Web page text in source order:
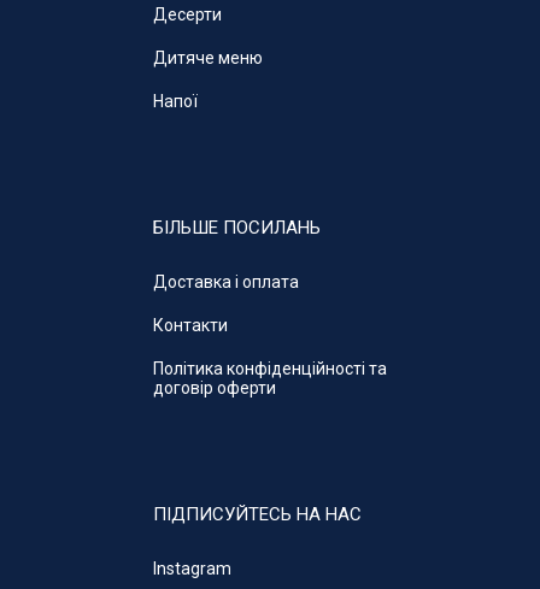
Десерти
Дитяче меню
Напої
БІЛЬШЕ ПОСИЛАНЬ
Доставка і оплата
Контакти
Політика конфіденційності та
договір оферти
ПІДПИСУЙТЕСЬ НА НАС
Instagram